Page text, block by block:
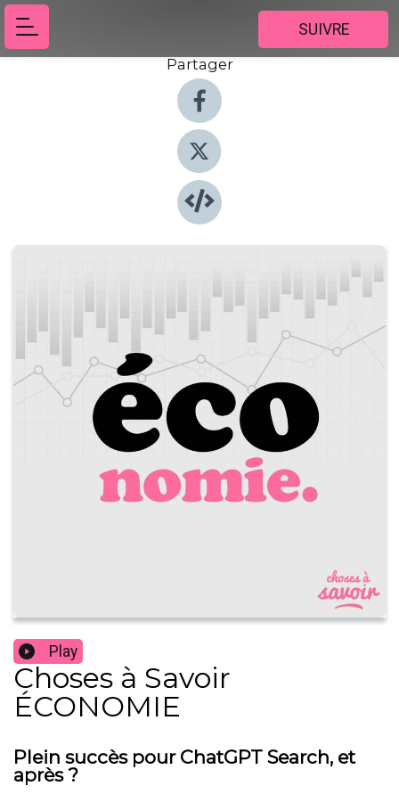
SUIVRE
Partager
Play
Choses à Savoir
ÉCONOMIE
Plein succès pour ChatGPT Search, et
après ?